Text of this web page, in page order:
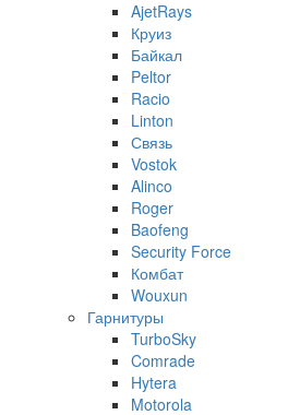
AjetRays
Круиз
Байкал
Peltor
Racio
Linton
Связь
Vostok
Alinco
Roger
Baofeng
Security Force
Комбат
Wouxun
Гарнитуры
TurboSky
Comrade
Hytera
Motorola